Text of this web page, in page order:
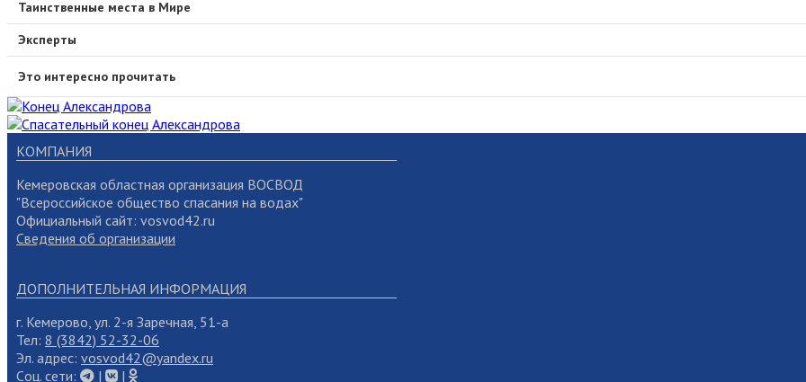
Таинственные места в Мире
Эксперты
Это интересно прочитать
КОМПАНИЯ
Кемеровская областная организация ВОСВОД
"Всероссийское общество спасания на водах"
Официальный сайт: vosvod42.ru
Сведения об организации
ДОПОЛНИТЕЛЬНАЯ ИНФОРМАЦИЯ
г. Кемерово, ул. 2-я Заречная, 51-а
Тел: 8 (3842) 52-32-06
Эл. адрес: vosvod42@yandex.ru
Cоц. сети:
| |